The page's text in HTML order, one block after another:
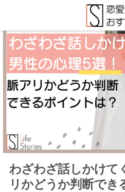
わざわざ話しかけて
リかどうか判断でき